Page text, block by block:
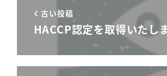
古い投稿
HACCP認定を取得いたし